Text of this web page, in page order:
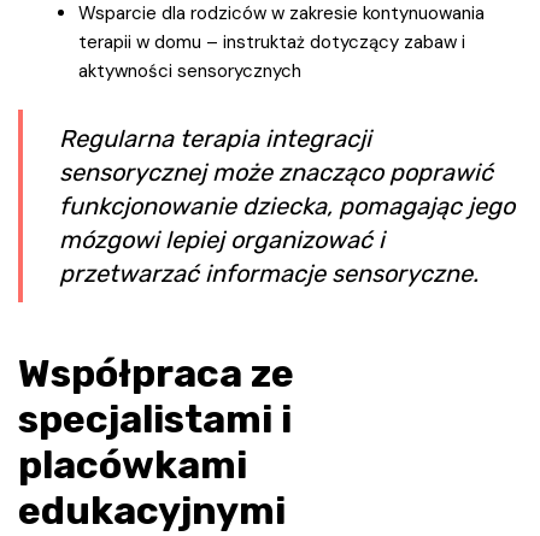
Wsparcie dla rodziców w zakresie kontynuowania
terapii w domu – instruktaż dotyczący zabaw i
aktywności sensorycznych
Regularna terapia integracji
sensorycznej może znacząco poprawić
funkcjonowanie dziecka, pomagając jego
mózgowi lepiej organizować i
przetwarzać informacje sensoryczne.
Współpraca ze
specjalistami i
placówkami
edukacyjnymi